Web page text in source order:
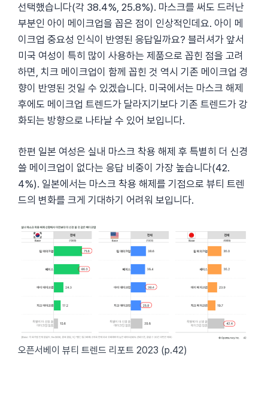
선택했습니다(각 38.4%, 25.8%). 마스크를 써도 드러난
부분인 아이 메이크업을 꼽은 점이 인상적인데요. 아이 메
이크업 중요성 인식이 반영된 응답일까요? 블러셔가 앞서
미국 여성이 특히 많이 사용하는 제품으로 꼽힌 점을 고려
하면, 치크 메이크업이 함께 꼽힌 것 역시 기존 메이크업 경
향이 반영된 것일 수 있겠습니다. 미국에서는 마스크 해제
후에도 메이크업 트렌드가 달라지기보다 기존 트렌드가 강
화되는 방향으로 나타날 수 있어 보입니다.
한편 일본 여성은 실내 마스크 착용 해제 후 특별히 더 신경
쓸 메이크업이 없다는 응답 비중이 가장 높습니다(42.
4%). 일본에서는 마스크 착용 해제를 기점으로 뷰티 트렌
드의 변화를 크게 기대하기 어려워 보입니다.
오픈서베이 뷰티 트렌드 리포트 2023 (p.42)